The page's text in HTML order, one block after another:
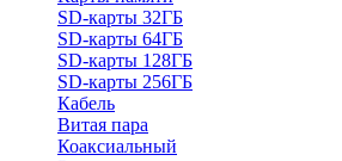
SD-карты 32ГБ
SD-карты 64ГБ
SD-карты 128ГБ
SD-карты 256ГБ
Кабель
Витая пара
Коаксиальный